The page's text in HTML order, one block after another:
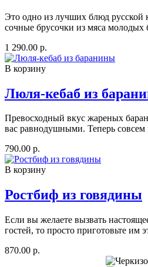
Это одно из лучших блюд
сочные брусочки из мяса
1 290.00 р.
В корзину
Люля-кебаб из
Превосходный вкус жареных
вас равнодушными. Теперь совсем
790.00 р.
В корзину
Ростбиф из говядины
Если вы желаете вызвать
гостей, то просто приготовьте им
870.00 р.